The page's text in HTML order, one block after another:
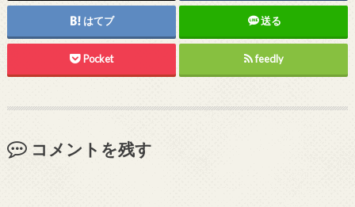
はてブ 送る
Pocket feedly
コメントを残す